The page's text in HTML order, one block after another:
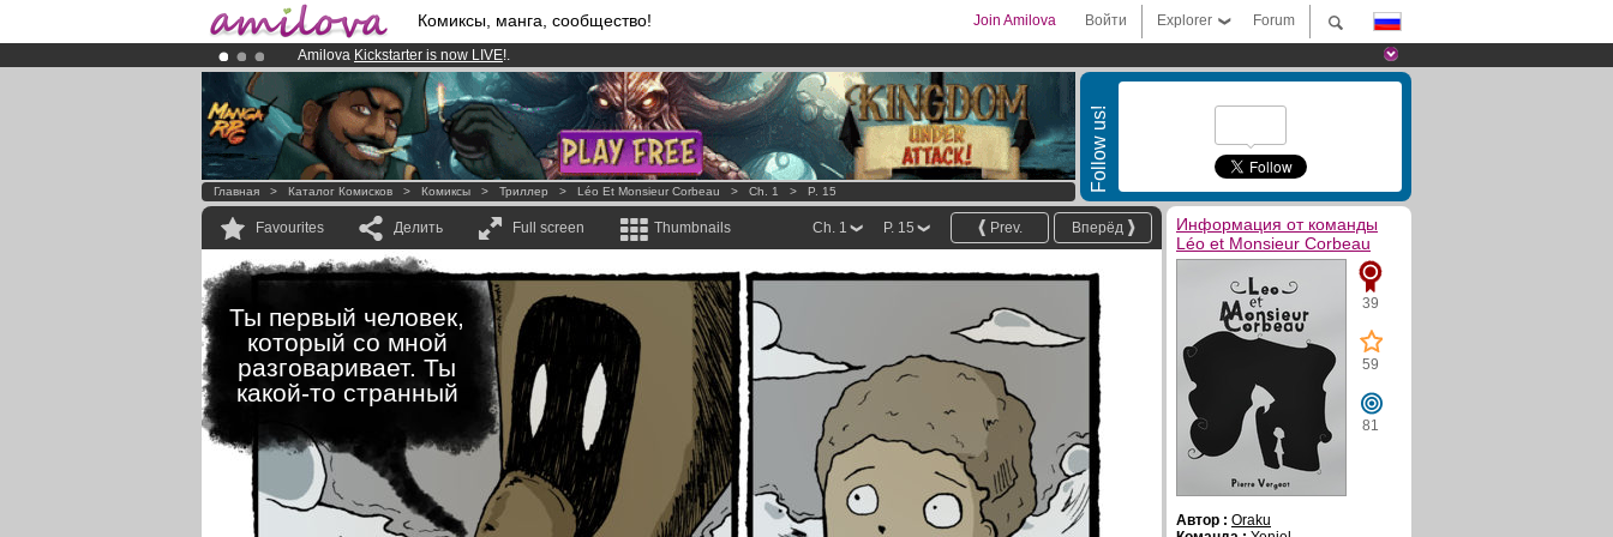
Комиксы, манга, сообщество! Forum
Explorer
Войти
Join Amilova
Amilova Kickstarter is now LIVE!.
Already 100000membersand 1000comics & mangas!.
Premium membership from3.95 euros per month !Get membership now
Follow us!
Главная > Каталог Комисков > Комиксы > Триллер > Léo Et Monsieur Corbeau > Ch. 1 > P. 15
Favourites Делить Full screen Thumbnails Вперёд
Prev.
P. 15
Ch. 1
Ты первый человек,
который со мной
разговаривает. Ты
какой-то странный
Информация от команды
Léo et Monsieur Corbeau
39
59
81
Автор : Oraku